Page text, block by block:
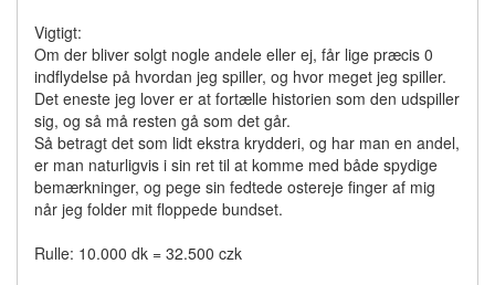
Vigtigt:
Om der bliver solgt nogle andele eller ej, får lige præcis 0
indflydelse på hvordan jeg spiller, og hvor meget jeg spiller.
Det eneste jeg lover er at fortælle historien som den udspiller
sig, og så må resten gå som det går.
Så betragt det som lidt ekstra krydderi, og har man en andel,
er man naturligvis i sin ret til at komme med både spydige
bemærkninger, og pege sin fedtede ostereje finger af mig
når jeg folder mit floppede bundset.
Rulle: 10.000 dk = 32.500 czk